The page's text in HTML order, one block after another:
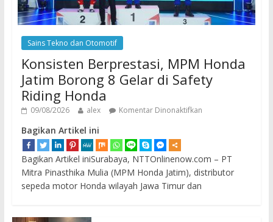
Sains Tekno dan Otomotif
Konsisten Berprestasi, MPM Honda
Jatim Borong 8 Gelar di Safety
Riding Honda
09/08/2026 alex Komentar Dinonaktifkan
Bagikan Artikel ini
Bagikan Artikel iniSurabaya, NTTOnlinenow.com – PT
Mitra Pinasthika Mulia (MPM Honda Jatim), distributor
sepeda motor Honda wilayah Jawa Timur dan